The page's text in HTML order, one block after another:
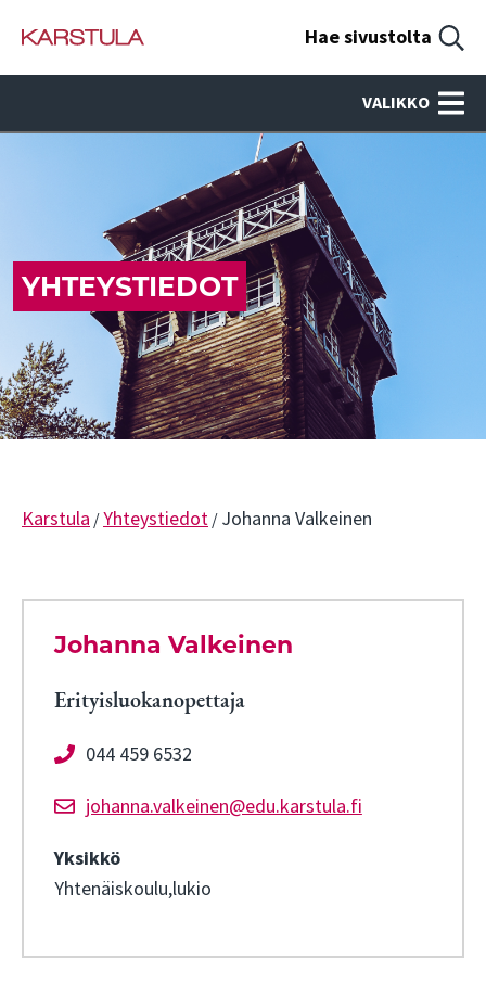
Hae sivustolta
VALIKKO
YHTEYSTIEDOT
Karstula /Yhteystiedot/Johanna Valkeinen
Johanna Valkeinen
Erityisluokanopettaja
044 459 6532
johanna.valkeinen@edu.karstula.fi
Yksikkö
Yhtenäiskoulu,lukio